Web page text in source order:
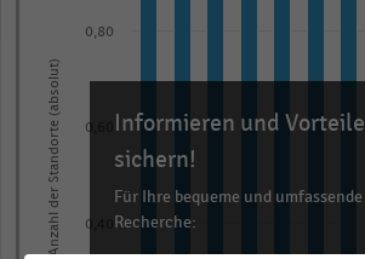
chart
has
axis
displaying
categories.
Anzahl der Standorte (absolut) 0,40
0,60
0,80
Informieren und Vorteile
sichern!
Für Ihre bequeme und umfassende
Recherche: